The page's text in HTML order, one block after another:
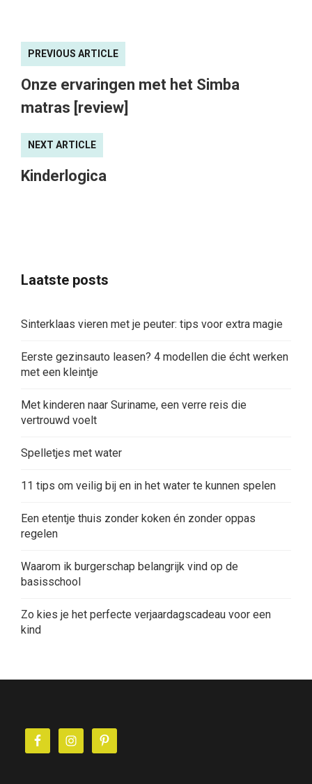
PREVIOUS ARTICLE
Onze ervaringen met het Simba
matras [review]
NEXT ARTICLE
Kinderlogica
Laatste posts
Sinterklaas vieren met je peuter: tips voor extra magie
Eerste gezinsauto leasen? 4 modellen die écht werken
met een kleintje
Met kinderen naar Suriname, een verre reis die
vertrouwd voelt
Spelletjes met water
11 tips om veilig bij en in het water te kunnen spelen
Een etentje thuis zonder koken én zonder oppas
regelen
Waarom ik burgerschap belangrijk vind op de
basisschool
Zo kies je het perfecte verjaardagscadeau voor een
kind